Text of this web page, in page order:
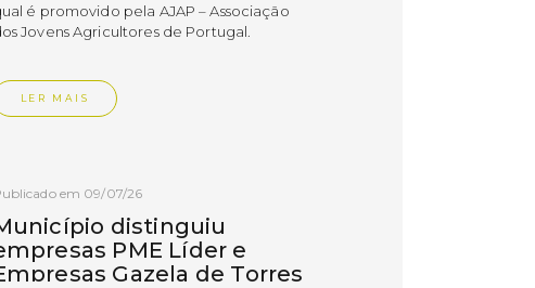
é promovido pela AJAP – Associação
Jovens Agricultores de Portugal.
LER MAIS
em 09/07/26
distinguiu
PME Líder e
Gazela de Torres